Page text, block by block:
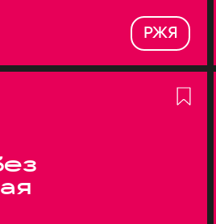
РЖЯ